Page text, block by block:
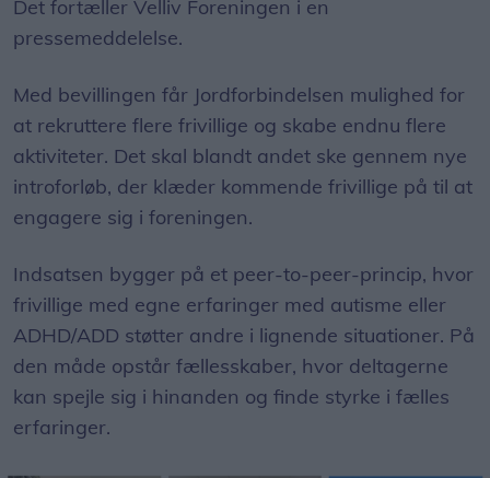
Det fortæller Velliv Foreningen i en
pressemeddelelse.
Med bevillingen får Jordforbindelsen mulighed for
at rekruttere flere frivillige og skabe endnu flere
aktiviteter. Det skal blandt andet ske gennem nye
introforløb, der klæder kommende frivillige på til at
engagere sig i foreningen.
Indsatsen bygger på et peer-to-peer-princip, hvor
frivillige med egne erfaringer med autisme eller
ADHD/ADD støtter andre i lignende situationer. På
den måde opstår fællesskaber, hvor deltagerne
kan spejle sig i hinanden og finde styrke i fælles
erfaringer.